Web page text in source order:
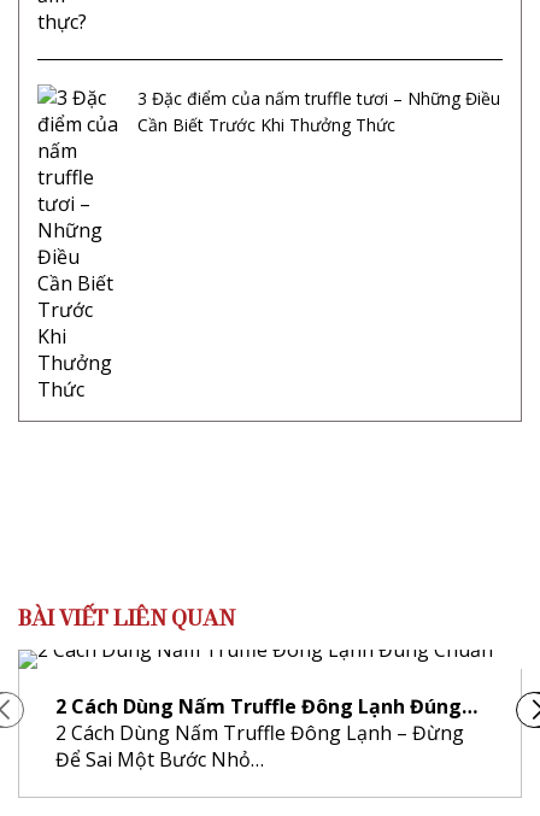
3 Đặc điểm của nấm truffle tươi – Những Điều
Cần Biết Trước Khi Thưởng Thức
BÀI VIẾT LIÊN QUAN
2 Cách Dùng Nấm Truffle Đông Lạnh Đúng…
2 Cách Dùng Nấm Truffle Đông Lạnh – Đừng
Để Sai Một Bước Nhỏ…